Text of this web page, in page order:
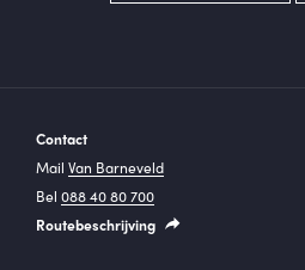
Contact
Mail Van Barneveld
Bel 088 40 80 700
Routebeschrijving